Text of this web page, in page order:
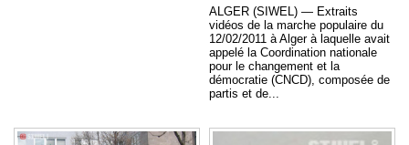
ALGER (SIWEL) — Extraits
vidéos de la marche populaire du
12/02/2011 à Alger à laquelle avait
appelé la Coordination nationale
pour le changement et la
démocratie (CNCD), composée de
partis et de...